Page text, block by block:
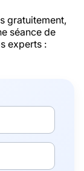
gratuitement,
séance de
experts :